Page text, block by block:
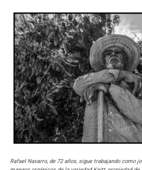
Rafael Navarro, de 72 años, sigue trabajando como